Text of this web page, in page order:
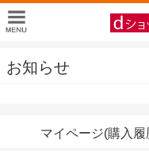
お知らせ
マイページ(購入